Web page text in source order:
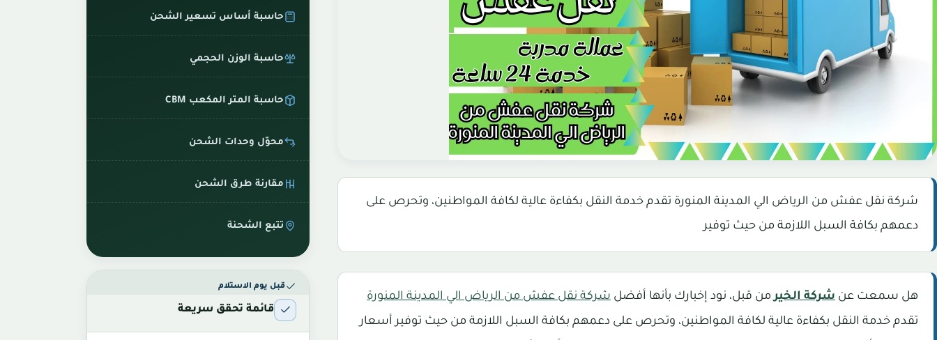
شركة نقل عفش من الرياض الي المدينة المنورة تقدم خدمة النقل بكفاءة عالية لكافة المواطنين، وتحرص على
دعمهم بكافة السبل اللازمة من حيث توفير
هل سمعت عن شركة الخيرمن قبل، نود إخبارك بأنها أفضل شركة نقل عفش من الرياض الي المدينة المنورة
تقدم خدمة النقل بكفاءة عالية لكافة المواطنين، وتحرص على دعمهم بكافة السبل اللازمة من حيث توفير أسعار
حاسبة أساس تسعير الشحن
حاسبة الوزن الحجمي
حاسبة المتر المكعب CBM
محوّل وحدات الشحن
مقارنة طرق الشحن
تتبع الشحنة
قبل يوم الاستلام
قائمة تحقق سريعة